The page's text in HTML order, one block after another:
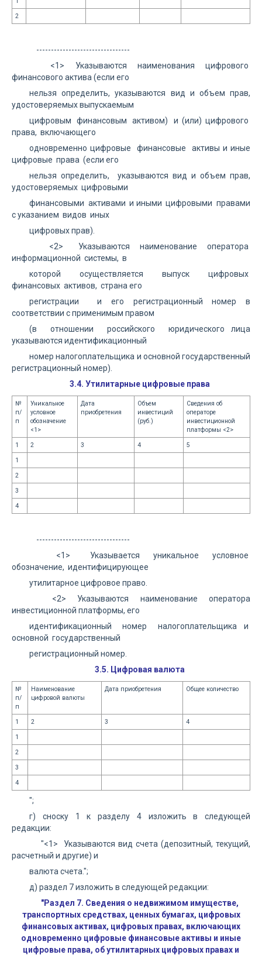
2
--------------------------------
<1> Указываются наименования цифрового
финансового актива (если его
нельзя определить, указываются вид и объем прав,
удостоверяемых выпускаемым
цифровым финансовым активом) и (или) цифрового
права, включающего
одновременно цифровые финансовые активы и иные
цифровые права (если его
нельзя определить, указываются вид и объем прав,
удостоверяемых цифровыми
финансовыми активами и иными цифровыми правами
с указанием видов иных
цифровых прав).
<2> Указываются наименование оператора
информационной системы, в
которой осуществляется выпуск цифровых
финансовых активов, страна его
регистрации и его регистрационный номер в
соответствии с применимым правом
(в отношении российского юридического лица
указываются идентификационный
номер налогоплательщика и основной государственный
регистрационный номер).
3.4. Утилитарные цифровые права
№
п/
п
Уникальное
условное
обозначение
<1>
Дата
приобретения
Объем
инвестиций
(руб.)
Сведения об
операторе
инвестиционной
платформы <2>
1
2 3 4
5
1
2
3
4
--------------------------------
<1> Указывается уникальное условное
обозначение, идентифицирующее
утилитарное цифровое право.
<2> Указываются наименование оператора
инвестиционной платформы, его
идентификационный номер налогоплательщика и
основной государственный
регистрационный номер.
3.5. Цифровая валюта
№
п/
п
Наименование
цифровой валюты
Дата приобретения Общее количество
1 2 3
4
1
2
3
4
";
г) сноску 1 к разделу 4 изложить в следующей
редакции:
"<1> Указываются вид счета (депозитный, текущий,
расчетный и другие) и
валюта счета.";
д) раздел 7 изложить в следующей редакции:
"Раздел 7. Сведения о недвижимом имуществе,
транспортных средствах, ценных бумагах, цифровых
финансовых активах, цифровых правах, включающих
одновременно цифровые финансовые активы и иные
цифровые права, об утилитарных цифровых правах и